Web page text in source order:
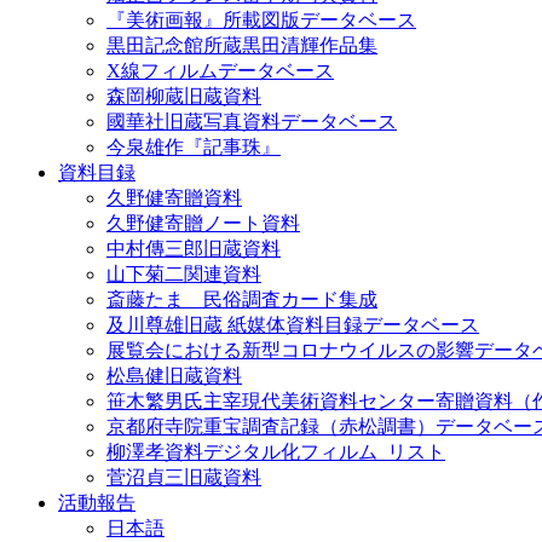
『美術画報』所載図版データベース
黒田記念館所蔵黒田清輝作品集
X線フィルムデータベース
森岡柳蔵旧蔵資料
國華社旧蔵写真資料データベース
今泉雄作『記事珠』
資料目録
久野健寄贈資料
久野健寄贈ノート資料
中村傳三郎旧蔵資料
山下菊二関連資料
斎藤たま 民俗調査カード集成
及川尊雄旧蔵 紙媒体資料目録データベース
展覧会における新型コロナウイルスの影響データ
松島健旧蔵資料
笹木繁男氏主宰現代美術資料センター寄贈資料（
京都府寺院重宝調査記録（赤松調書）データベー
柳澤孝資料デジタル化フィルム_リスト
菅沼貞三旧蔵資料
活動報告
日本語